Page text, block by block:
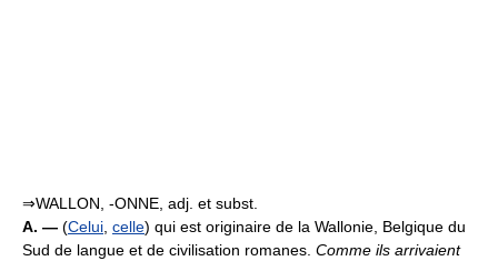
⇒WALLON, -ONNE, adj. et subst.
A. — (Celui celle) qui est originaire de la Wallonie, Belgique du
Sud de langue et de civilisation romanes. Comme ils arrivaient